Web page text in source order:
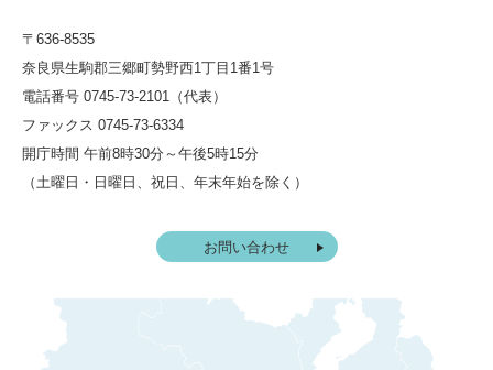
〒636-8535
奈良県生駒郡三郷町勢野西1丁目1番1号
電話番号 0745-73-2101（代表）
ファックス 0745-73-6334
開庁時間 午前8時30分～午後5時15分
（土曜日・日曜日、祝日、年末年始を除く）
お問い合わせ